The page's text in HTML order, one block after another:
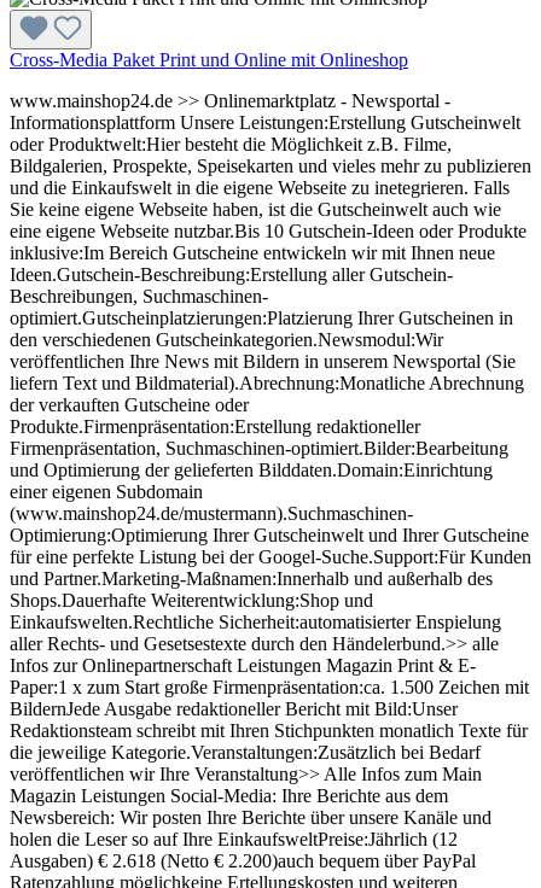
Cross-Media Paket Print und Online mit Onlineshop
www.mainshop24.de >> Onlinemarktplatz - Newsportal -
Informationsplattform Unsere Leistungen:Erstellung Gutscheinwelt
oder Produktwelt:Hier besteht die Möglichkeit z.B. Filme,
Bildgalerien, Prospekte, Speisekarten und vieles mehr zu publizieren
und die Einkaufswelt in die eigene Webseite zu inetegrieren. Falls
Sie keine eigene Webseite haben, ist die Gutscheinwelt auch wie
eine eigene Webseite nutzbar.Bis 10 Gutschein-Ideen oder Produkte
inklusive:Im Bereich Gutscheine entwickeln wir mit Ihnen neue
Ideen.Gutschein-Beschreibung:Erstellung aller Gutschein-
Beschreibungen, Suchmaschinen-
optimiert.Gutscheinplatzierungen:Platzierung Ihrer Gutscheinen in
den verschiedenen Gutscheinkategorien.Newsmodul:Wir
veröffentlichen Ihre News mit Bildern in unserem Newsportal (Sie
liefern Text und Bildmaterial).Abrechnung:Monatliche Abrechnung
der verkauften Gutscheine oder
Produkte.Firmenpräsentation:Erstellung redaktioneller
Firmenpräsentation, Suchmaschinen-optimiert.Bilder:Bearbeitung
und Optimierung der gelieferten Bilddaten.Domain:Einrichtung
einer eigenen Subdomain
(www.mainshop24.de/mustermann).Suchmaschinen-
Optimierung:Optimierung Ihrer Gutscheinwelt und Ihrer Gutscheine
für eine perfekte Listung bei der Googel-Suche.Support:Für Kunden
und Partner.Marketing-Maßnamen:Innerhalb und außerhalb des
Shops.Dauerhafte Weiterentwicklung:Shop und
Einkaufswelten.Rechtliche Sicherheit:automatisierter Enspielung
aller Rechts- und Gesetsestexte durch den Händelerbund.>> alle
Infos zur Onlinepartnerschaft Leistungen Magazin Print & E-
Paper:1 x zum Start große Firmenpräsentation:ca. 1.500 Zeichen mit
BildernJede Ausgabe redaktioneller Bericht mit Bild:Unser
Redaktionsteam schreibt mit Ihren Stichpunkten monatlich Texte für
die jeweilige Kategorie.Veranstaltungen:Zusätzlich bei Bedarf
veröffentlichen wir Ihre Veranstaltung>> Alle Infos zum Main
Magazin Leistungen Social-Media: Ihre Berichte aus dem
Newsbereich: Wir posten Ihre Berichte über unsere Kanäle und
holen die Leser so auf Ihre EinkaufsweltPreise:Jährlich (12
Ausgaben) € 2.618 (Netto € 2.200)auch bequem über PayPal
Ratenzahlung möglichkeine Ertellungskosten und weiteren